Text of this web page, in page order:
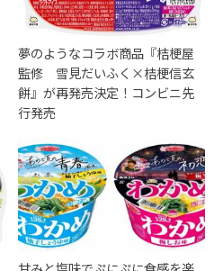
夢のようなコラボ商品『桔梗屋
監修 雪見だいふく×桔梗信玄
餅』が再発売決定！コンビニ先
行発売